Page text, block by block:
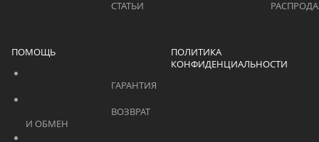
ПОМОЩЬ
ПОЛИТИКА
КОНФИДЕНЦИАЛЬНОСТИ